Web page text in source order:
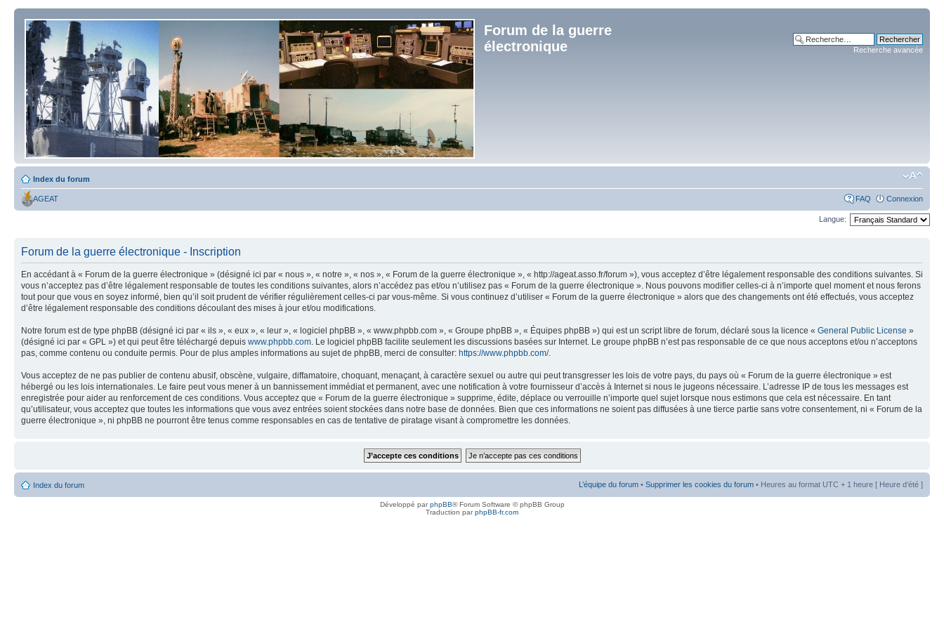
Forum de la guerre
électronique
Recherche avancée
Index du forum
AGEAT FAQ Connexion
Langue:
Forum de la guerre électronique - Inscription
En accédant à « Forum de la guerre électronique » (désigné ici par « nous », « notre », « nos », « Forum de la guerre électronique », « http://ageat.asso.fr/forum »), vous acceptez d’être légalement responsable des conditions suivantes. Si
vous n’acceptez pas d’être légalement responsable de toutes les conditions suivantes, alors n’accédez pas et/ou n’utilisez pas « Forum de la guerre électronique ». Nous pouvons modifier celles-ci à n’importe quel moment et nous ferons
tout pour que vous en soyez informé, bien qu’il soit prudent de vérifier régulièrement celles-ci par vous-même. Si vous continuez d’utiliser « Forum de la guerre électronique » alors que des changements ont été effectués, vous acceptez
d’être légalement responsable des conditions découlant des mises à jour et/ou modifications.
Notre forum est de type phpBB (désigné ici par « ils », « eux », « leur », « logiciel phpBB », « www.phpbb.com », « Groupe phpBB », « Équipes phpBB ») qui est un script libre de forum, déclaré sous la licence « General Public License »
(désigné ici par « GPL ») et qui peut être téléchargé depuis www.phpbb.com . Le logiciel phpBB facilite seulement les discussions basées sur Internet. Le groupe phpBB n’est pas responsable de ce que nous acceptons et/ou n’acceptons
pas, comme contenu ou conduite permis. Pour de plus amples informations au sujet de phpBB, merci de consulter: https://www.phpbb.com/.
Vous acceptez de ne pas publier de contenu abusif, obscène, vulgaire, diffamatoire, choquant, menaçant, à caractère sexuel ou autre qui peut transgresser les lois de votre pays, du pays où « Forum de la guerre électronique » est
hébergé ou les lois internationales. Le faire peut vous mener à un bannissement immédiat et permanent, avec une notification à votre fournisseur d’accès à Internet si nous le jugeons nécessaire. L’adresse IP de tous les messages est
enregistrée pour aider au renforcement de ces conditions. Vous acceptez que « Forum de la guerre électronique » supprime, édite, déplace ou verrouille n’importe quel sujet lorsque nous estimons que cela est nécessaire. En tant
qu’utilisateur, vous acceptez que toutes les informations que vous avez entrées soient stockées dans notre base de données. Bien que ces informations ne soient pas diffusées à une tierce partie sans votre consentement, ni « Forum de la
guerre électronique », ni phpBB ne pourront être tenus comme responsables en cas de tentative de piratage visant à compromettre les données.
Index du forum L’équipe du forum • Supprimer les cookies du forum • Heures au format UTC + 1 heure [ Heure d’été ]
Développé parphpBB® Forum Software © phpBB Group
Traduction parphpBB-fr.com